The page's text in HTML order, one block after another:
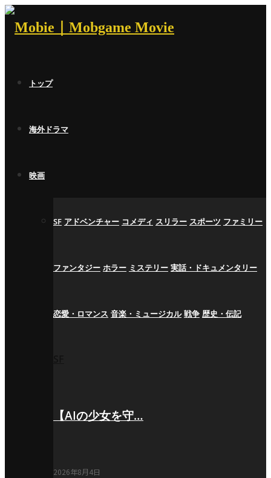
トップ
海外ドラマ
映画
SF アドベンチャー コメディ スリラー スポーツ ファミリー
ファンタジー ホラー ミステリー 実話・ドキュメンタリー
恋愛・ロマンス 音楽・ミュージカル 戦争 歴史・伝記
【AIの少女を守…
2026年8月4日